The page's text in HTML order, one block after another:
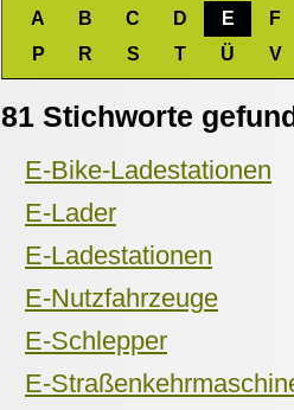
A B C D E
F
P
R S T Ü V
81 Stichworte
E-Bike-Ladestationen
E-Lader
E-Ladestationen
E-Nutzfahrzeuge
E-Schlepper
E-